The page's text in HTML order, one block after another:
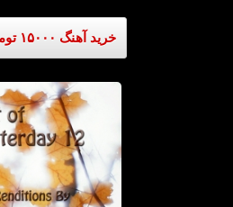
خرید آهنگ ۱۵۰۰۰ تومان